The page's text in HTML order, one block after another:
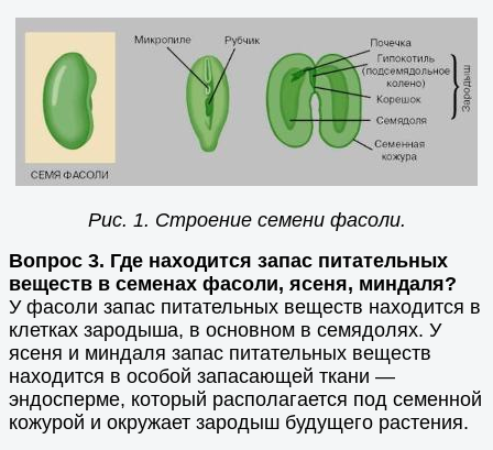
Рис. 1. Строение семени фасоли.
Вопрос 3. Где находится запас питательных
веществ в семенах фасоли, ясеня, миндаля?
У фасоли запас питательных веществ находится в
клетках зародыша, в основном в семядолях. У
ясеня и миндаля запас питательных веществ
находится в особой запасающей ткани —
эндосперме, который располагается под семенной
кожурой и окружает зародыш будущего растения.